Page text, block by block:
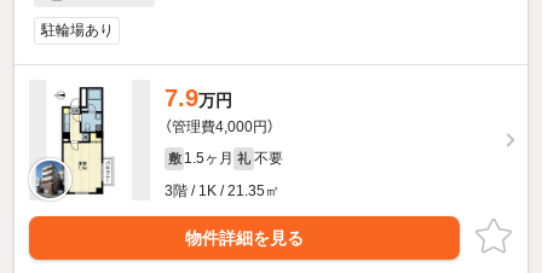
駐輪場あり
7.9万円
（管理費4,000円）
敷 1.5ヶ月 礼 不要
3階 / 1K / 21.35㎡
物件詳細を見る